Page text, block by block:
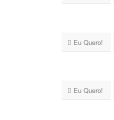
Eu Quero!
Eu Quero!